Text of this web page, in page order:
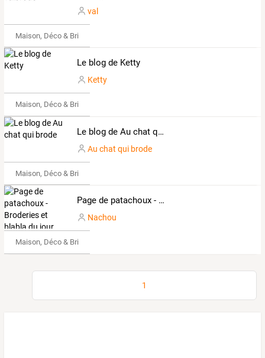
val
Maison, Déco & Bricolage
Le blog de Ketty
Ketty
Maison, Déco & Bricolage
Le blog de Au chat qui brode
Au chat qui brode
Maison, Déco & Bricolage
Page de patachoux - Broderies et blabla du jour
Nachou
Maison, Déco & Bricolage
1